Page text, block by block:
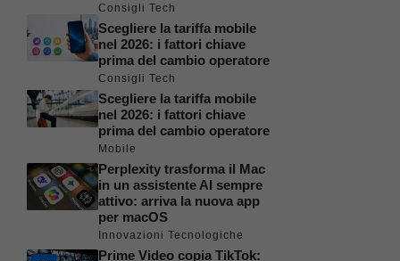
Consigli Tech
Scegliere la tariffa mobile
nel 2026: i fattori chiave
prima del cambio operatore
Consigli Tech
Scegliere la tariffa mobile
nel 2026: i fattori chiave
prima del cambio operatore
Mobile
Perplexity trasforma il Mac
in un assistente AI sempre
attivo: arriva la nuova app
per macOS
Innovazioni Tecnologiche
Prime Video copia TikTok: